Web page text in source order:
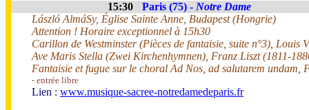
15:30 Paris (75) - Notre Dame
László AlmáSy, Église Sainte Anne, Budapest (Hongrie)
Attention ! Horaire exceptionnel à 15h30
Carillon de Westminster (Pièces de fantaisie, suite n°3), Louis
Ave Maris Stella (Zwei Kirchenhymnen), Franz Liszt (1811-
Fantaisie et fugue sur le choral Ad Nos, ad salutarem undam,
- entrée libre
Lien : www.musique-sacree-notredamedeparis.fr